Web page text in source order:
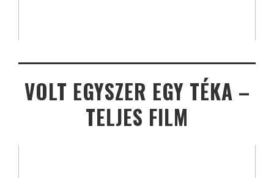
VOLT EGYSZER EGY TÉKA –
TELJES FILM